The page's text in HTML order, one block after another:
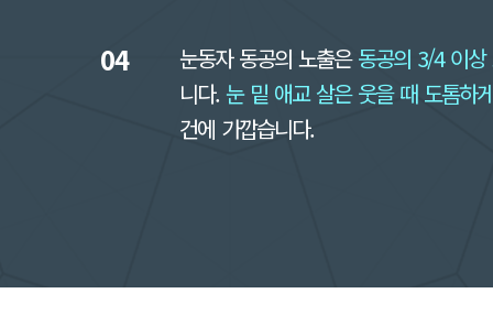
04 눈동자 동공의 노출은동공의 3/4 이상
니다. 눈 밑 애교 살은 웃을 때 도톰하
건에 가깝습니다.